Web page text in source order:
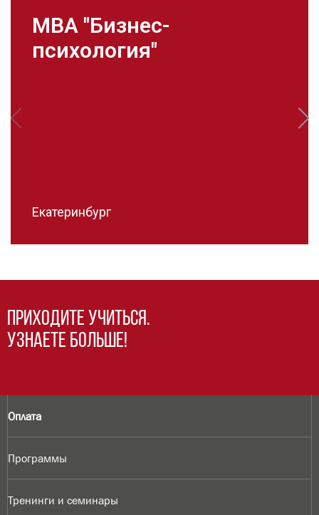
MBA "Бизнес-
психология"
Екатеринбург
Приходите учиться.
Узнаете больше!
Оплата
Программы
Тренинги и семинары